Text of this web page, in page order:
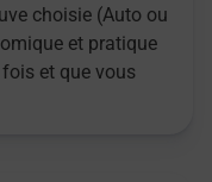
choisie (Auto ou
et pratique
et que vous